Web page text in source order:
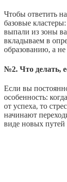
Чтобы ответить
базовые
выпали из зоны
вкладываем в
образованию, а не
№2. Что делать,
Если вы
особенность:
от успеха, то
начинают
виде новых путей